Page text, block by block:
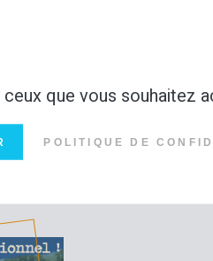
que vous souhaitez
POLITIQUE DE